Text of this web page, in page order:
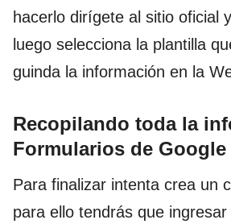
hacerlo dirígete al sitio oficial
luego selecciona la plantilla
guinda la información en la
Recopilando toda la
Formularios de Google
Para finalizar intenta crea un
para ello tendrás que